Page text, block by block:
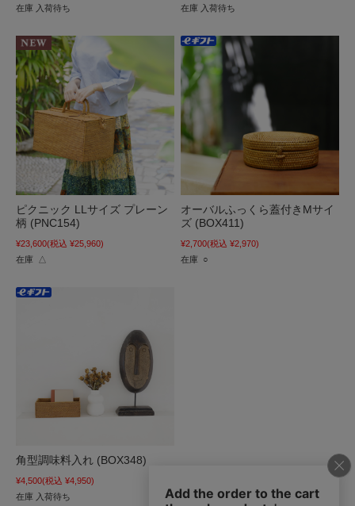
在庫 入荷待ち
在庫 入荷待ち
ピクニック LLサイズ プレーン
柄 (PNC154)
¥23,600(税込 ¥25,960)
在庫 △
オーバルふっくら蓋付きMサイ
ズ (BOX411)
¥2,700(税込 ¥2,970)
在庫 ○
角型調味料入れ (BOX348)
¥4,500(税込 ¥4,950)
在庫 入荷待ち